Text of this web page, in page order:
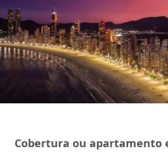
Cobertura ou apartamento